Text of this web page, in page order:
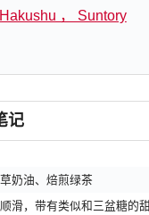
， Suntory
记
奶油、焙煎绿茶
滑，带有类似和三盆糖的